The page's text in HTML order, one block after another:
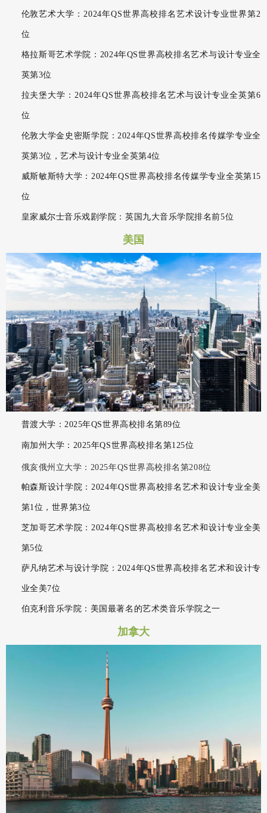
伦敦艺术大学：2024年QS世界高校排名艺术设计专业世界第2
位
格拉斯哥艺术学院：2024年QS世界高校排名艺术与设计专业全
英第3位
拉夫堡大学：2024年QS世界高校排名艺术与设计专业全英第6
位
伦敦大学金史密斯学院：2024年QS世界高校排名传媒学专业全
英第3位，艺术与设计专业全英第4位
威斯敏斯特大学：2024年QS世界高校排名传媒学专业全英第15
位
皇家威尔士音乐戏剧学院：英国九大音乐学院排名前5位
美国
普渡大学：2025年QS世界高校排名第89位
南加州大学：2025年QS世界高校排名第125位
俄亥俄州立大学：2025年QS世界高校排名第208位
帕森斯设计学院：2024年QS世界高校排名艺术和设计专业全美
第1位，世界第3位
芝加哥艺术学院：2024年QS世界高校排名艺术和设计专业全美
第5位
萨凡纳艺术与设计学院：2024年QS世界高校排名艺术和设计专
业全美7位
伯克利音乐学院：美国最著名的艺术类音乐学院之一
加拿大